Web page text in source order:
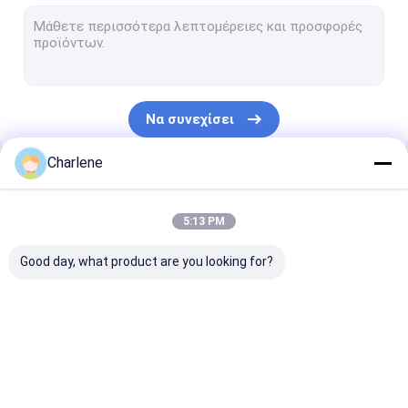
Κεραία RF
Να συνεχίσει
Οι Κατηγορίες Μας
Charlene
5:13 PM
Good day, what product are you looking for?